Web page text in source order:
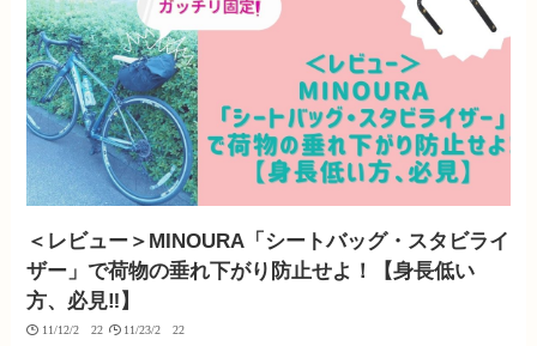
＜レビュー＞MINOURA「シートバッグ・スタビライ
ザー」で荷物の垂れ下がり防止せよ！【身長低い
方、必見‼︎】
11/12/2022 11/23/2022